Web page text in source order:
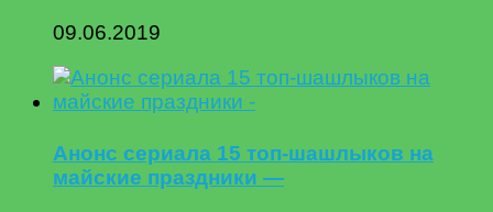
09.06.2019
Анонс сериала 15 топ-шашлыков на
майские праздники —